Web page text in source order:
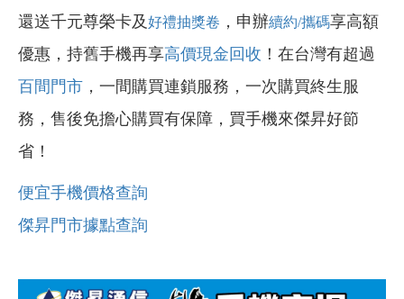
還送千元尊榮卡及好禮抽獎卷 ，申辦續約/攜碼享高額
優惠，持舊手機再享高價現金回收 ！在台灣有超過
百間門市 ，一間購買連鎖服務，一次購買終生服
務，售後免擔心購買有保障，買手機來傑昇好節
省！
便宜手機價格查詢
傑昇門市據點查詢